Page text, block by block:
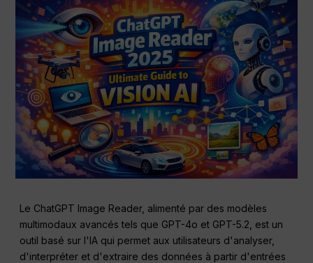
Le ChatGPT Image Reader, alimenté par des modèles
multimodaux avancés tels que GPT-4o et GPT-5.2, est un
outil basé sur l'IA qui permet aux utilisateurs d'analyser,
d'interpréter et d'extraire des données à partir d'entrées